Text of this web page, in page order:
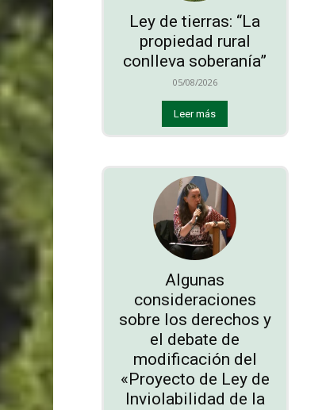
Ley de tierras: “La
propiedad rural
conlleva soberanía”
05/08/2026
Leer más
Algunas
consideraciones
sobre los derechos y
el debate de
modificación del
«Proyecto de Ley de
Inviolabilidad de la